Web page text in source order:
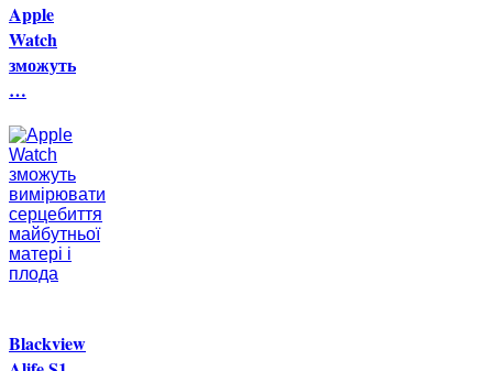
Apple
Watch
зможуть
…
Blackview